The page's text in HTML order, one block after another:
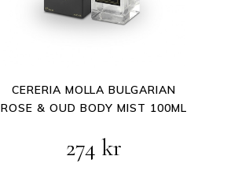
CERERIA MOLLA BULGARIAN
ROSE & OUD BODY MIST 100ML
Opprinnelig
274 kr